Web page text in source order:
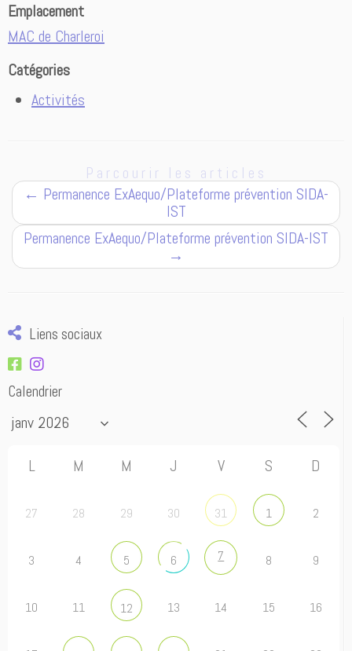
Emplacement
MAC de Charleroi
Catégories
Activités
Parcourir les articles
← Permanence ExAequo/Plateforme prévention SIDA-
IST
Permanence ExAequo/Plateforme prévention SIDA-IST
→
Liens sociaux
Calendrier
L M M J V S D
27 28 29 30 31 1 2
3 4 5 6 7 8 9
10 11 12 13 14 15 16